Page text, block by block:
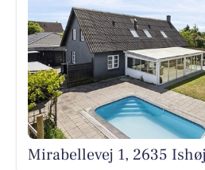
Mirabellevej 1, 2635 Ishøj